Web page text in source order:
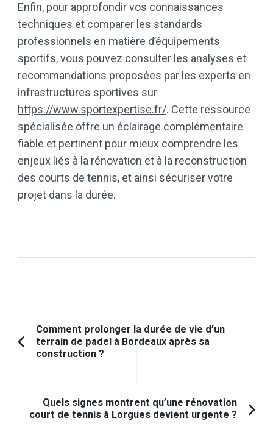
Enfin, pour approfondir vos connaissances
techniques et comparer les standards
professionnels en matière d’équipements
sportifs, vous pouvez consulter les analyses et
recommandations proposées par les experts en
infrastructures sportives sur
https://www.sportexpertise.fr/. Cette ressource
spécialisée offre un éclairage complémentaire
fiable et pertinent pour mieux comprendre les
enjeux liés à la rénovation et à la reconstruction
des courts de tennis, et ainsi sécuriser votre
projet dans la durée.
Navigation
d'article
Article
Comment prolonger la durée de vie d’un
terrain de padel à Bordeaux après sa
construction ?
Quels signes montrent qu’une rénovation
court de tennis à Lorgues devient urgente ?